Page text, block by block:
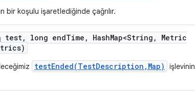
bir koşulu işaretlediğinde çağrılır.
test, long endTime , HashMap<String ,
Metric
testEnded(TestDescription,Map)
işlevinin